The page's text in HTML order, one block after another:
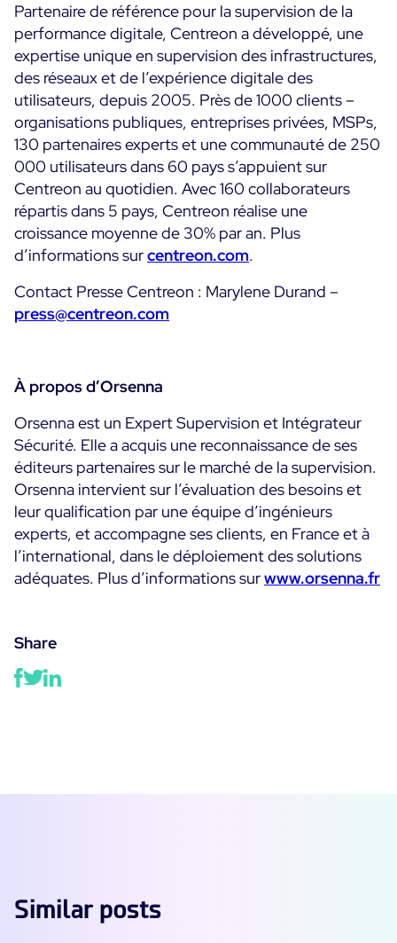
Partenaire de référence pour la supervision de la
performance digitale, Centreon a développé, une
expertise unique en supervision des infrastructures,
des réseaux et de l’expérience digitale des
utilisateurs, depuis 2005. Près de 1000 clients –
organisations publiques, entreprises privées, MSPs,
130 partenaires experts et une communauté de 250
000 utilisateurs dans 60 pays s’appuient sur
Centreon au quotidien. Avec 160 collaborateurs
répartis dans 5 pays, Centreon réalise une
croissance moyenne de 30% par an. Plus
d’informations surcentreon.com.
Contact Presse Centreon : Marylene Durand –
press@centreon.com
À propos d’Orsenna
Orsenna est un Expert Supervision et Intégrateur
Sécurité. Elle a acquis une reconnaissance de ses
éditeurs partenaires sur le marché de la supervision.
Orsenna intervient sur l’évaluation des besoins et
leur qualification par une équipe d’ingénieurs
experts, et accompagne ses clients, en France et à
l’international, dans le déploiement des solutions
adéquates. Plus d’informations surwww.orsenna.fr
Share
Similar posts